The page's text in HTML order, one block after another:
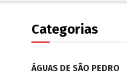
Categorias
ÁGUAS DE SÃO PEDRO